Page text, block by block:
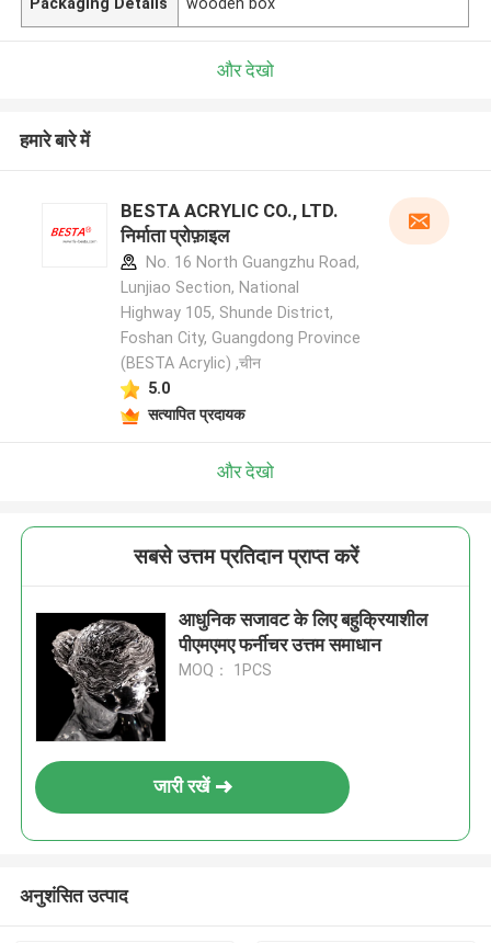
और देखो
हमारे बारे में
BESTA ACRYLIC CO., LTD.
निर्माता प्रोफ़ाइल
No. 16 North Guangzhu Road,
Lunjiao Section, National
Highway 105, Shunde District,
Foshan City, Guangdong Province
(BESTA Acrylic) ,चीन
5.0
सत्यापित प्रदायक
और देखो
सबसे उत्तम प्रतिदान प्राप्त करें
आधुनिक सजावट के लिए बहुक्रियाशील
पीएमएमए फर्नीचर उत्तम समाधान
MOQ： 1PCS
जारी रखें
अनुशंसित उत्पाद